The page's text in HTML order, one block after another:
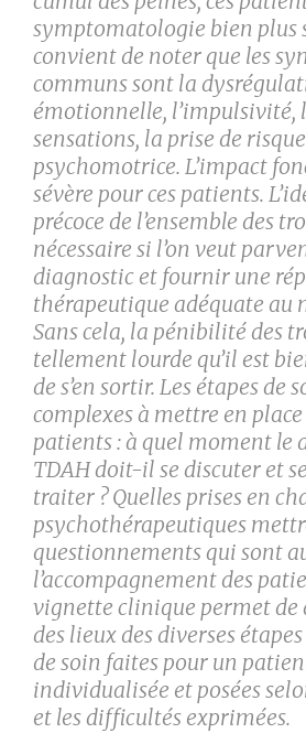
symptomatologie bien plus
convient de noter que les
communs sont la
émotionnelle, l’impulsivité,
sensations, la prise de
psychomotrice. L’impact
sévère pour ces patients.
précoce de l’ensemble des
nécessaire si l’on veut
diagnostic et fournir une
thérapeutique adéquate au
Sans cela, la pénibilité des
tellement lourde qu’il est
de s’en sortir. Les étapes de
complexes à mettre en place
patients : à quel moment le
TDAH doit-il se discuter et
traiter ? Quelles prises en
psychothérapeutiques
questionnements qui sont
l’accompagnement des
vignette clinique permet de
des lieux des diverses
de soin faites pour un
individualisée et posées
et les difficultés exprimées.